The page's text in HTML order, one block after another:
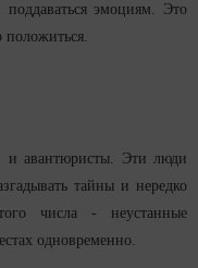
эмоциям. Это
и авантюристы. Эти люди
тайны и нередко
числа - неустанные
одновременно.